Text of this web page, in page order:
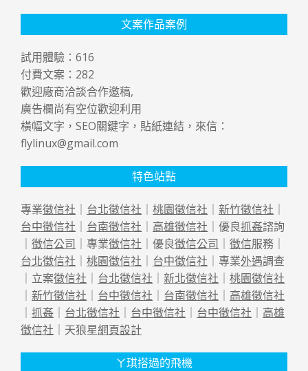
文案作品案例
試用體驗： 616
付費文案： 282
歡迎廠商洽談合作邀稿,
廣告欄尚有空位歡迎利用
橫幅文字，SEO關鍵字，貼紙連結，來信：
flylinux@gmail.com
特色站點
專業徵信社 ｜ 台北徵信社 ｜ 桃園徵信社 ｜ 新竹徵信社 ｜
台中徵信社 ｜ 台南徵信社 ｜ 高雄徵信社 ｜優良抓姦諮詢
｜ 徵信公司 ｜專業徵信社 ｜優良徵信公司 ｜ 徵信服務｜
台北徵信社 ｜ 桃園徵信社 ｜ 台中徵信社 ｜專業外遇調查
｜立案徵信社 ｜ 台北徵信社 ｜ 新北徵信社 ｜ 桃園徵信社
｜ 新竹徵信社 ｜ 台中徵信社 ｜ 台南徵信社 ｜ 高雄徵信社
｜ 抓姦 ｜ 台北徵信社 ｜ 台中徵信社 ｜ 台中徵信社 ｜ 高雄
徵信社 ｜天狼星網頁設計
ㄚ琪搭過的飛機